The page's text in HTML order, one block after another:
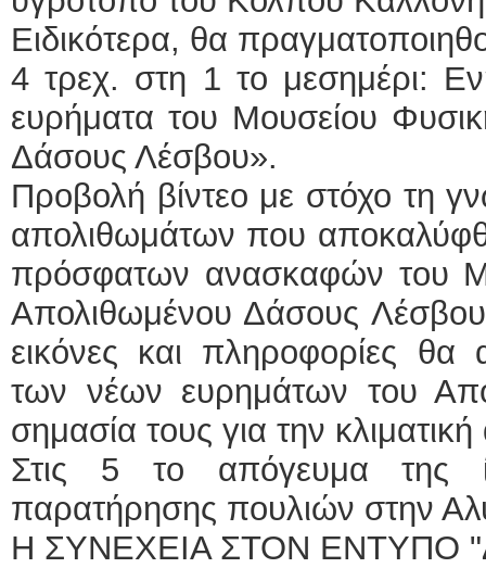
Ειδικότερα, θα
4 τρεχ. στη 1 το μεσημέρι:
ευρήματα του Μουσείου
Δάσους Λέσβου».
Προβολή βίντεο με στόχο τη
απολιθωμάτων που
πρόσφατων ανασκαφών του
Απολιθωμένου Δάσους
εικόνες και πληροφορίες
των νέων ευρημάτων του
σημασία τους για την
Στις 5 το απόγευμα της
παρατήρησης πουλιών στην
Η ΣΥΝΕΧΕΙΑ ΣΤΟΝ ΕΝΤΥΠΟ